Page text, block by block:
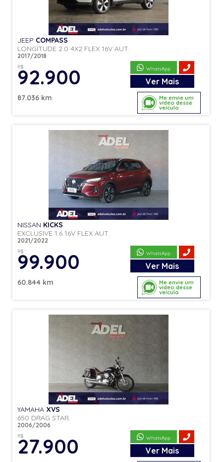
Me envie um
vídeo desse
veículo
JEEP COMPASS
LONGITUDE 2.0 4X2 FLEX 16V AUT.
2017/2018
R$
92.900 WhatsApp
Ver Mais
87.036 km
Me envie um
vídeo desse
veículo
NISSAN KICKS
EXCLUSIVE 1.6 16V FLEX AUT.
2021/2022
R$
99.900 WhatsApp
Ver Mais
60.844 km
YAMAHA XVS
650 DRAG STAR
2006/2006
R$
27.900 WhatsApp
Ver Mais